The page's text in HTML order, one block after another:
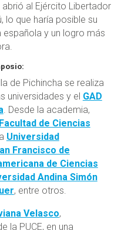
al Ejército Libertador
lo que haría posible su
y un logro más
de Pichincha se realiza
universidades y el GAD
. Desde la academia,
Facultad de Ciencias
Universidad
Francisco de
de Ciencias
Andina Simón
, entre otros.
Velasco,
la PUCE, en una